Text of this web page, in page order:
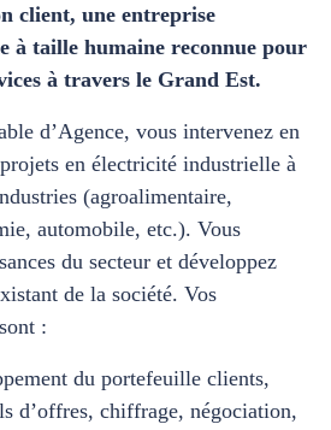
client, une entreprise
à taille humaine reconnue pour
à travers le Grand Est.
d’Agence, vous intervenez en
en électricité industrielle à
(agroalimentaire,
automobile, etc.). Vous
du secteur et développez
de la société. Vos
:
du portefeuille clients,
d’offres, chiffrage, négociation,